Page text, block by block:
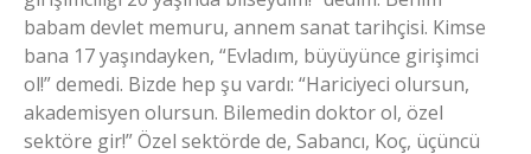
babam devlet memuru, annem sanat tarihçisi. Kimse
bana 17 yaşındayken, “Evladım, büyüyünce girişimci
ol!” demedi. Bizde hep şu vardı: “Hariciyeci olursun,
akademisyen olursun. Bilemedin doktor ol, özel
sektöre gir!” Özel sektörde de, Sabancı, Koç, üçüncü